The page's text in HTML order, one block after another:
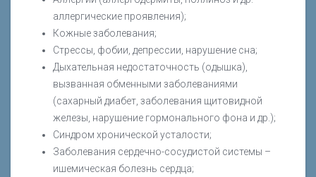
аллергические проявления);
Кожные заболевания;
Стрессы, фобии, депрессии, нарушение сна;
Дыхательная недостаточность (одышка),
вызванная обменными заболеваниями
(сахарный диабет, заболевания щитовидной
железы, нарушение гормонального фона и др.);
Синдром хронической усталости;
Заболевания сердечно-сосудистой системы –
ишемическая болезнь сердца;